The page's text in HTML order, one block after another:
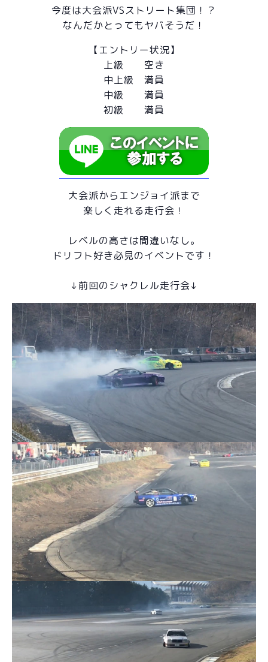
今度は大会派VSストリート集団！？
なんだかとってもヤバそうだ！
【エントリー状況】
上級 空き
中上級 満員
中級 満員
初級 満員
大会派からエンジョイ派まで
楽しく走れる走行会！
レベルの高さは間違いなし。
ドリフト好き必見のイベントです！
↓前回のシャクレル走行会↓